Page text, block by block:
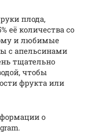
плода,
её количества со
и любимые
с апельсинами
тщательно
чтобы
фрукта или
о